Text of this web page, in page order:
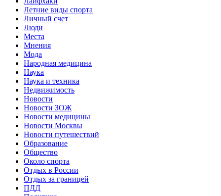
Летние виды спорта
Личный счет
Люди
Места
Мнения
Мода
Народная медицина
Наука
Наука и техника
Недвижимость
Новости
Новости ЗОЖ
Новости медицины
Новости Москвы
Новости путешествий
Образование
Общество
Около спорта
Отдых в России
Отдых за границей
ПДД